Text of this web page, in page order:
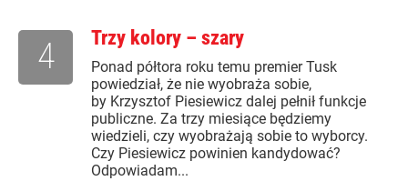
Trzy kolory – szary
Ponad półtora roku temu premier Tusk
powiedział, że nie wyobraża sobie,
by Krzysztof Piesiewicz dalej pełnił funkcje
publiczne. Za trzy miesiące będziemy
wiedzieli, czy wyobrażają sobie to wyborcy.
Czy Piesiewicz powinien kandydować?
Odpowiadam...
4